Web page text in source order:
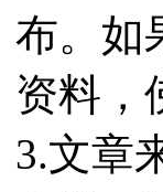
布。如
资料，
3.文章